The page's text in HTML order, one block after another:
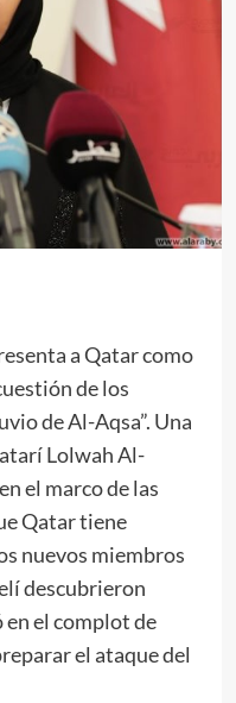
a Qatar como
de los
de Al-Aqsa”. Una
Lolwah Al-
el marco de las
Qatar tiene
nuevos miembros
descubrieron
el complot de
el ataque del